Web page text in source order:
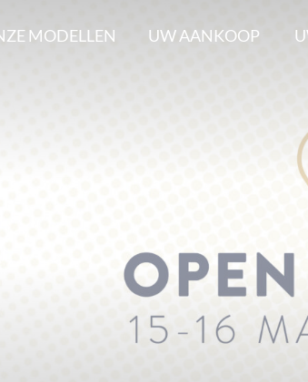
MODELLEN UW AANKOOP